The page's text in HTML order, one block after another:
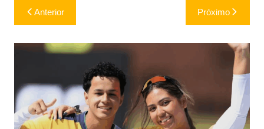
Navegação
de
Post
Anterior Próximo